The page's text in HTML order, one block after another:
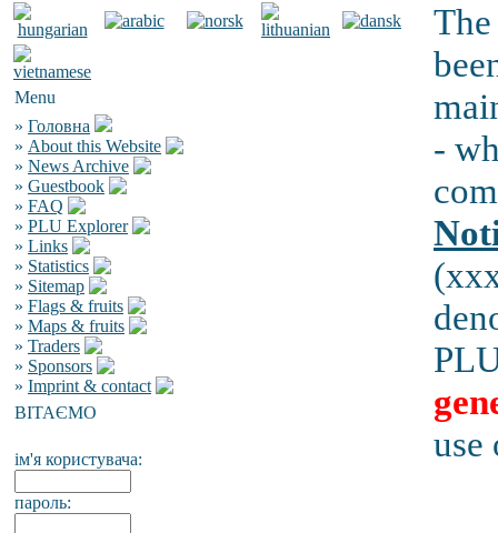
Menu
» Головна
» About this Website
» News Archive
» Guestbook
» FAQ
» PLU Explorer
» Links
» Statistics
» Sitemap
» Flags & fruits
» Maps & fruits
» Traders
» Sponsors
» Imprint & contact
ВІТАЄМО
ім'я користувача:
пароль:
-